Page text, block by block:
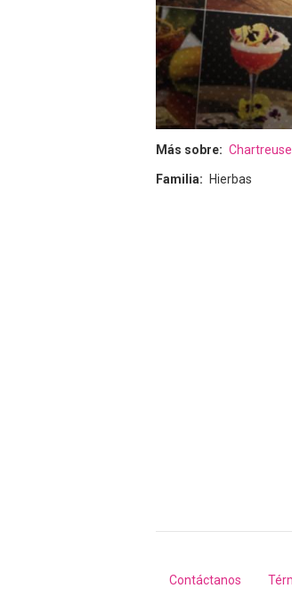
Más sobre Chartreuse
Familia Hierbas
Footer
Contáctanos